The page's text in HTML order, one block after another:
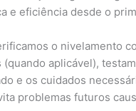
e eficiência desde o
o nivelamento
aplicável),
e os cuidados
problemas futuros